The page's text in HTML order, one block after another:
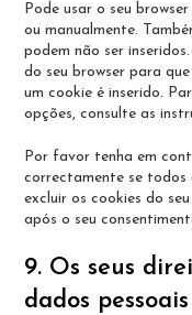
Pode usar o seu
ou manualmente.
podem não ser
do seu browser para
um cookie é inserido.
opções, consulte as
Por favor tenha em
correctamente se todos
excluir os cookies do
após o seu
9. Os seus
dados pessoais